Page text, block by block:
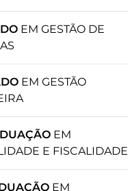
EM GESTÃO DE
EM GESTÃO
EM
E FISCALIDADE
EM